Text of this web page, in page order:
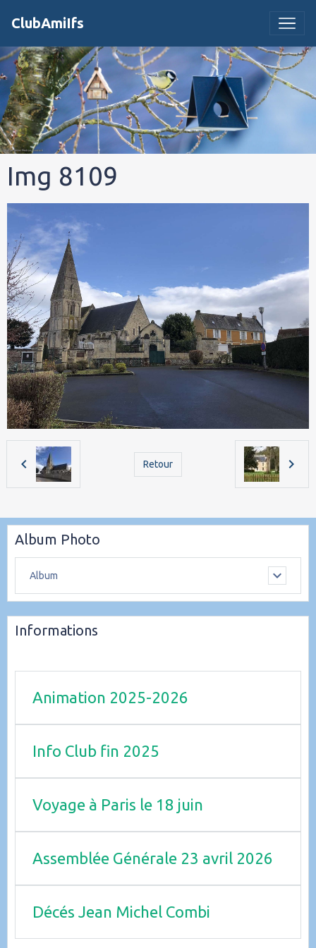
ClubAmiIfs
Img 8109
Retour
Album Photo
Album
Informations
Animation 2025-2026
Info Club fin 2025
Voyage à Paris le 18 juin
Assemblée Générale 23 avril 2026
Décés Jean Michel Combi